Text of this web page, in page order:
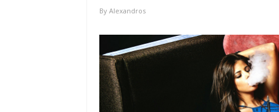
By Alexandros